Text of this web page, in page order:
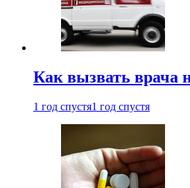
Как вызвать врача
1 год спустя1 год спустя